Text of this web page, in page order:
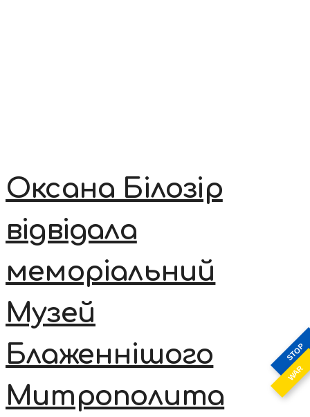
STOP
WAR
Оксана Білозір
відвідала
меморіальний
Музей
Блаженнішого
Митрополита